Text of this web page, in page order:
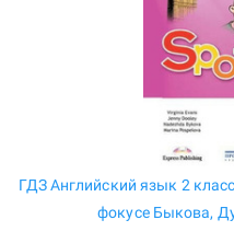
ГДЗ Английский язык 2
фокусе Быкова,